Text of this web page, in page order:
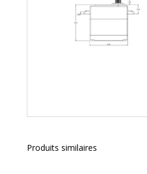
Produits similaires